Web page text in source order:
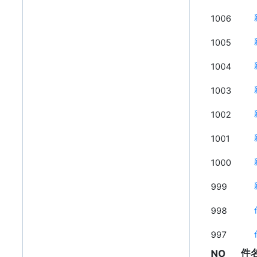
1006
1005
1004
1003
1002
1001
1000
999
998
997
NO
件